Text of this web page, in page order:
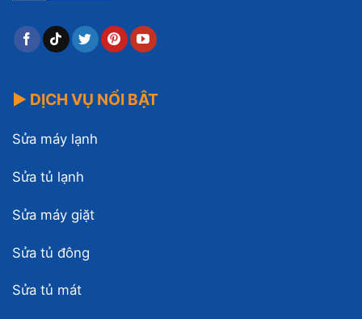
▶ DỊCH VỤ NỔI BẬT
Sửa máy lạnh
Sửa tủ lạnh
Sửa máy giặt
Sửa tủ đông
Sửa tủ mát